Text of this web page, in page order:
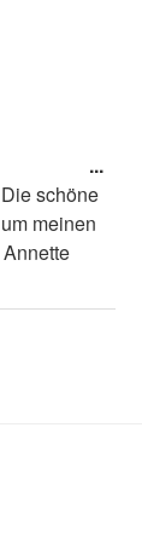
schöne
meinen
...Diese